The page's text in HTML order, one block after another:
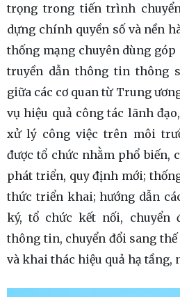
trọng trong tiến trình
dựng chính quyền số và nền
thống mạng chuyên dùng góp
truyền dẫn thông tin thông
giữa các cơ quan từ Trung
vụ hiệu quả công tác lãnh
xử lý công việc trên môi
được tổ chức nhằm phổ biến,
phát triển, quy định mới;
thức triển khai; hướng dẫn
ký, tổ chức kết nối, chuyển
thông tin, chuyển đổi sang
và khai thác hiệu quả hạ tầng,